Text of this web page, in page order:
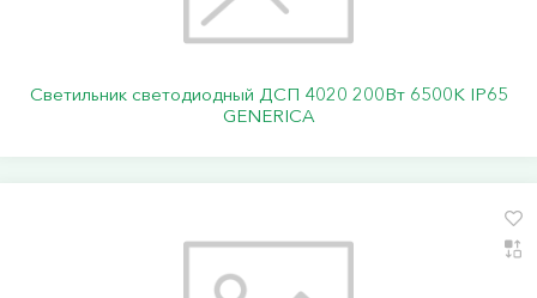
Светильник светодиодный ДСП 4020 200Вт 6500К IP65
GENERICA